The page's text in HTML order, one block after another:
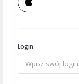
Login